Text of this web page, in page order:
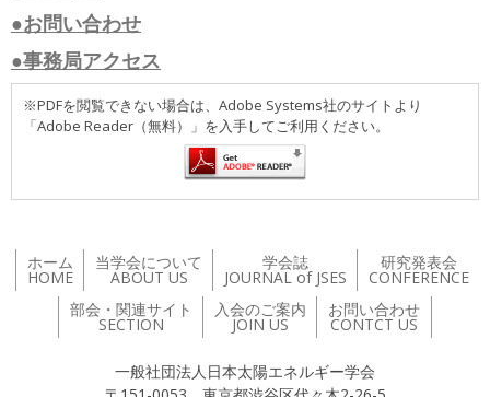
●お問い合わせ
●事務局アクセス
※PDFを閲覧できない場合は、Adobe Systems社のサイトより
「Adobe Reader（無料）」を入手してご利用ください。
ホーム
HOME
当学会について
ABOUT US
学会誌
JOURNAL of JSES
研究発表会
CONFERENCE
部会・関連サイト
SECTION
入会のご案内
JOIN US
お問い合わせ
CONTCT US
一般社団法人日本太陽エネルギー学会